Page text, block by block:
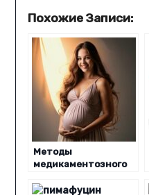
Похожие Записи:
Методы
медикаментозного
при беременности